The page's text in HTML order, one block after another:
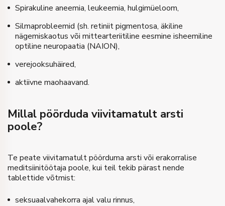
Spirakuline aneemia, leukeemia, hulgimüeloom,
Silmaprobleemid (sh. retiniit pigmentosa, äkiline
nägemiskaotus või mittearteriitiline eesmine isheemiline
optiline neuropaatia (NAION),
verejooksuhäired,
aktiivne maohaavand.
Millal pöörduda viivitamatult arsti
poole?
Te peate viivitamatult pöörduma arsti või erakorralise
meditsiinitöötaja poole, kui teil tekib pärast nende
tablettide võtmist:
seksuaalvahekorra ajal valu rinnus,